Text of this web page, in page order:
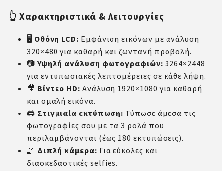
👆 Χαρακτηριστικά & Λειτουργίες
🖥️ Οθόνη LCD: Εμφάνιση εικόνων με ανάλυση
320×480 για καθαρή και ζωντανή προβολή.
📷 Υψηλή ανάλυση φωτογραφιών: 3264×2448
για εντυπωσιακές λεπτομέρειες σε κάθε λήψη.
🎥 Βίντεο HD: Ανάλυση 1920×1080 για καθαρή
και ομαλή εικόνα.
🖨️ Στιγμιαία εκτύπωση: Τύπωσε άμεσα τις
φωτογραφίες σου με τα 3 ρολά που
περιλαμβάνονται (έως 180 εκτυπώσεις).
🤳 Διπλή κάμερα: Για εύκολες και
διασκεδαστικές selfies.